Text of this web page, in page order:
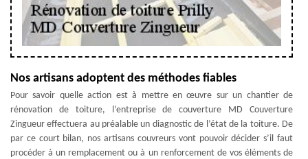
Nos artisans adoptent des méthodes fiables
Pour savoir quelle action est à mettre en œuvre sur un chantier de
rénovation de toiture, l’entreprise de couverture MD Couverture
Zingueur effectuera au préalable un diagnostic de l’état de la toiture. De
par ce court bilan, nos artisans couvreurs vont pouvoir décider s’il faut
procéder à un remplacement ou à un renforcement de vos éléments de